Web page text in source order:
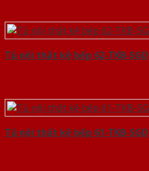
Tủ nội thất kệ bếp 62-TKB-SGD
Tủ nội thất kệ bếp 61-TKB-SGD